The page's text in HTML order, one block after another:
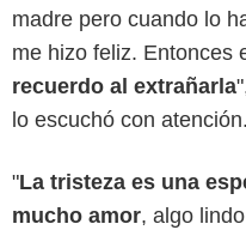
madre pero cuando lo
me hizo feliz. Entonces
recuerdo al extrañarla
lo escuchó con atención.
"La tristeza es una
mucho amor, algo